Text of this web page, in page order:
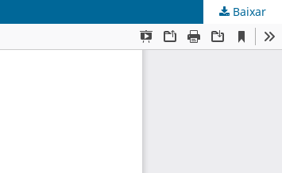
Baixar